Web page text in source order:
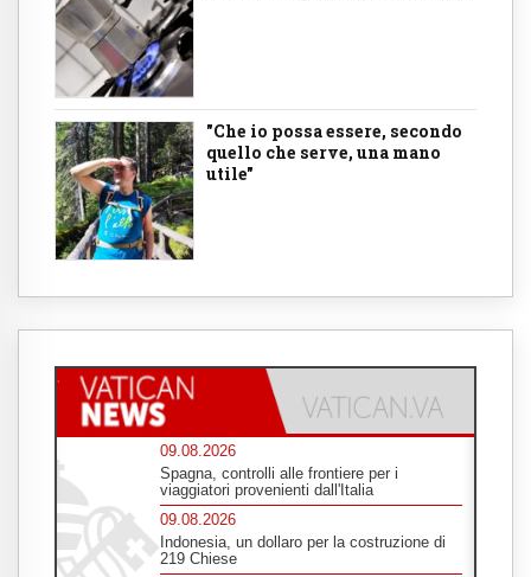
"Che io possa essere, secondo
quello che serve, una mano
utile"
09.08.2026
Spagna, controlli alle frontiere per i
viaggiatori provenienti dall'Italia
09.08.2026
Indonesia, un dollaro per la costruzione di
219 Chiese